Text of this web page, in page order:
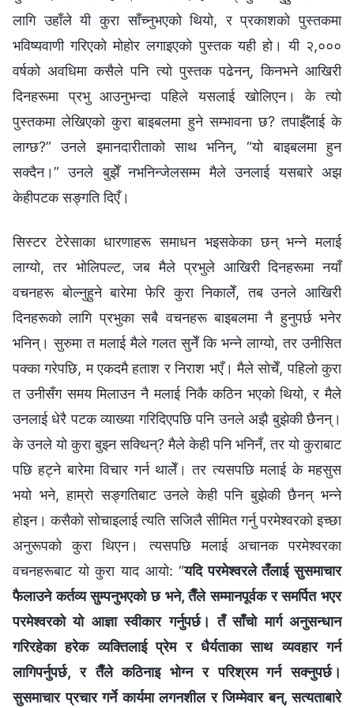
लागि उहाँले यी कुरा साँच्‍नुभएको थियो, र प्रकाशको पुस्तकमा
भविष्यवाणी गरिएको मोहोर लगाइएको पुस्तक यही हो। यी २,०००
वर्षको अवधिमा कसैले पनि त्यो पुस्तक पढेनन्, किनभने आखिरी
दिनहरूमा प्रभु आउनुभन्दा पहिले यसलाई खोलिएन। के त्यो
पुस्तकमा लेखिएको कुरा बाइबलमा हुने सम्‍भावना छ? तपाईँलाई के
लाग्छ?” उनले इमानदारीताको साथ भनिन्, “यो बाइबलमा हुन
सक्दैन।” उनले बुझेँ नभनिन्जेलसम्‍म मैले उनलाई यसबारे अझ
केहीपटक सङ्गति दिएँ।
सिस्टर टेरेसाका धारणाहरू समाधन भइसकेका छन् भन्ने मलाई
लाग्यो, तर भोलिपल्‍ट, जब मैले प्रभुले आखिरी दिनहरूमा नयाँ
वचनहरू बोल्‍नुहुने बारेमा फेरि कुरा निकालेँ, तब उनले आखिरी
दिनहरूको लागि प्रभुका सबै वचनहरू बाइबलमा नै हुनुपर्छ भनेर
भनिन्। सुरुमा त मलाई मैले गलत सुनेँ कि भन्‍ने लाग्यो, तर उनीसित
पक्का गरेपछि, म एकदमै हताश र निराश भएँ। मैले सोचेँ, पहिलो कुरा
त उनीसँग समय मिलाउन नै मलाई निकै कठिन भएको थियो, र मैले
उनलाई धेरै पटक व्याख्या गरिदिएपछि पनि उनले अझै बुझेकी छैनन्।
के उनले यो कुरा बुझ्‍न सक्थिन्? मैले केही पनि भनिनँ, तर यो कुराबाट
पछि हट्ने बारेमा विचार गर्न थालेँ। तर त्यसपछि मलाई के महसुस
भयो भने, हाम्रो सङ्गतिबाट उनले केही पनि बुझेकी छैनन् भन्‍ने
होइन। कसैको सोचाइलाई त्यति सजिलै सीमित गर्नु परमेश्‍वरको इच्‍छा
अनुरूपको कुरा थिएन। त्यसपछि मलाई अचानक परमेश्‍वरका
वचनहरूबाट यो कुरा याद आयो: “यदि परमेश्‍वरले तँलाई सुसमाचार
फैलाउने कर्तव्य सुम्पनुभएको छ भने, तैँले सम्‍मानपूर्वक र समर्पित भएर
परमेश्‍वरको यो आज्ञा स्वीकार गर्नुपर्छ। तँ साँचो मार्ग अनुसन्धान
गरिरहेका हरेक व्यक्तिलाई प्रेम र धैर्यताका साथ व्यवहार गर्न
लागिपर्नुपर्छ, र तैँले कठिनाइ भोग्‍न र परिश्रम गर्न सक्‍नुपर्छ।
सुसमाचार प्रचार गर्ने कार्यमा लगनशील र जिम्‍मेवार बन्, सत्यताबारे